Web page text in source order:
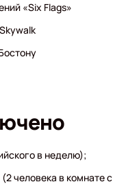
«Six Flags»
в неделю);
человека в комнате с